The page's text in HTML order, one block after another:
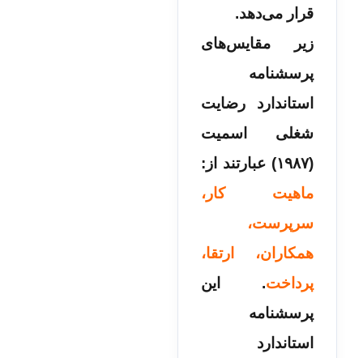
قرار می‌دهد.
زیر مقایس‌های
پرسشنامه
استاندارد رضایت
شغلی اسمیت
(۱۹۸۷) عبارتند از:
ماهیت کار،
سرپرست،
همکاران، ارتقا،
پرداخت. این
پرسشنامه
استاندارد